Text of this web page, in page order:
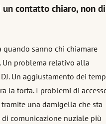
contatto chiaro, non di
sanno chi chiamare
problema relativo alla
Un aggiustamento dei
la torta. I problemi di
una damigella che sta
comunicazione nuziale più